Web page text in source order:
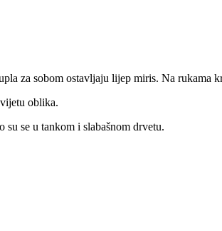
za sobom ostavljaju lijep miris. Na rukama
oblika.
se u tankom i slabašnom drvetu.